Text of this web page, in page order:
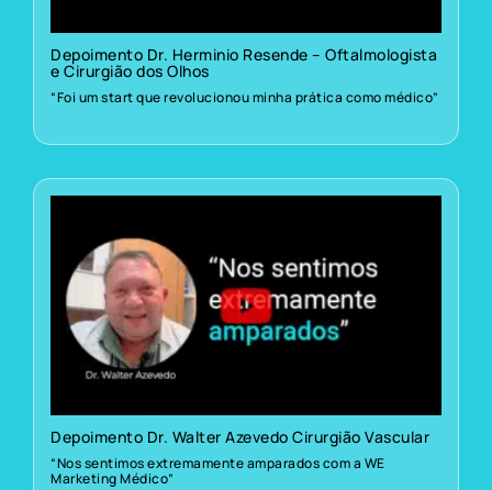
Depoimento Dr. Herminio Resende – Oftalmologista
e Cirurgião dos Olhos
“Foi um start que revolucionou minha prática como médico”
Depoimento Dr. Walter Azevedo Cirurgião Vascular
“Nos sentimos extremamente amparados com a WE
Marketing Médico”